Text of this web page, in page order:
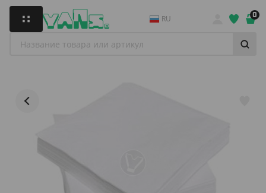
RU 0